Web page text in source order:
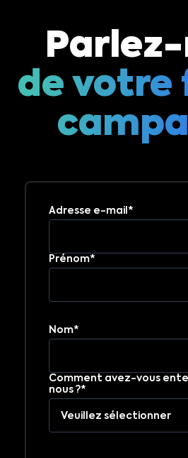
de votre
Adresse e-mail*
Prénom*
Nom*
Comment avez-vous
nous ?*